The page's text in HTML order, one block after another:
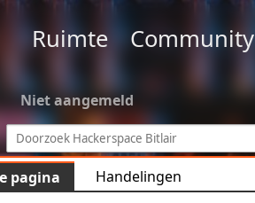
Ruimte Community
Niet aangemeld
pagina Handelingen